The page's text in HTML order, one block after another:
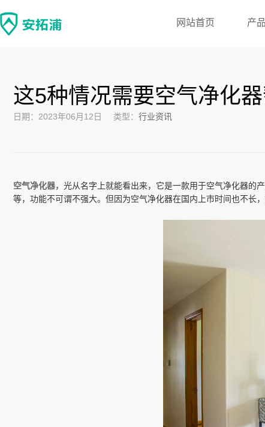
网站首页 产
这5种情况需要空气净化
日期：2023年06月12日 类型： 行业资讯
空气净化器，光从名字上就能看出来，它是一款用于空气净化器的
等，功能不可谓不强大。但因为空气净化器在国内上市时间也不长